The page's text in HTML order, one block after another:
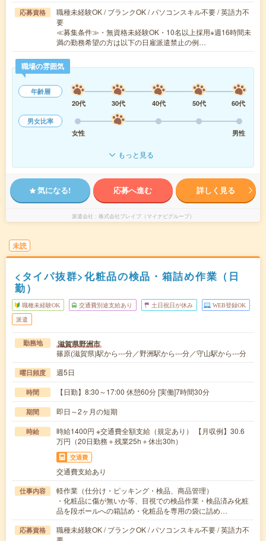
応募資格
職種未経験OK / ブランクOK / パソコンスキル不要 / 英語力不
要
≪募集条件≫・無資格未経験OK・10名以上採用※週16時間未
満の勤務希望の方は以下の日雇派遣禁止の例…
職場の雰囲気
年齢層
20代
30代 40代 50代
60代
男女比率
女性
男性
もっと見る
気になる! 応募へ進む 詳しく見る
派遣会社 株式会社ブレイブ（マイナビグループ）
未読
<タイパ抜群>化粧品の検品・箱詰め作業（日
勤）
職種未経験OK 交通費別途支給あり 土日祝日が休み WEB登録OK
派遣
勤務地 滋賀県野洲市
篠原(滋賀県)駅から---分／野洲駅から---分／守山駅から---分
曜日頻度 週5日
時間 【日勤】8:30～17:00 休憩60分 [実働]7時間30分
期間 即日～2ヶ月の短期
時給
時給1400円 ※交通費全額支給（規定あり） 【月収例】30.6
万円（20日勤務＋残業25h＋休出30h）
交通費
交通費支給あり
仕事内容
軽作業（仕分け・ピッキング・検品、商品管理）
・化粧品に傷が無いか等、目視での検品作業・検品済み化粧
品を段ボールへの箱詰め・化粧品を専用の袋に詰め…
応募資格
職種未経験OK / ブランクOK / パソコンスキル不要 / 英語力不